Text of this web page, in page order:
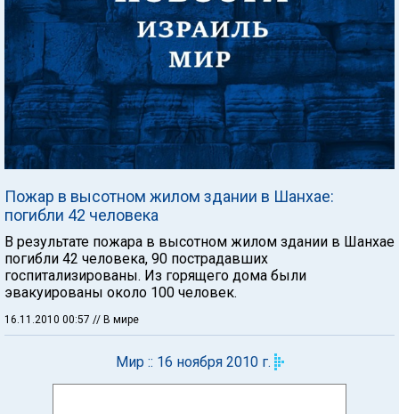
Пожар в высотном жилом здании в Шанхае:
погибли 42 человека
В результате пожара в высотном жилом здании в Шанхае
погибли 42 человека, 90 пострадавших
госпитализированы. Из горящего дома были
эвакуированы около 100 человек.
16.11.2010 00:57 // В мире
Мир :: 16 ноября 2010 г.